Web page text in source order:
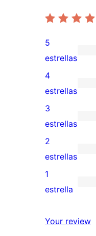
345
valoraciones
de
5
estrellas
5
estrellas
2
valoraciones
de
4
estrellas
4
estrellas
0
valoraciones
de
3
estrellas
3
estrellas
1
valoración
de
estrellas
2
estrellas
2
de
1
estrella
Your review